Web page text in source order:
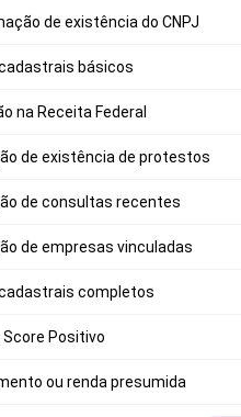
de existência do CNPJ
básicos
na Receita Federal
de existência de protestos
de consultas recentes
de empresas vinculadas
completos
Score Positivo
ou renda presumida